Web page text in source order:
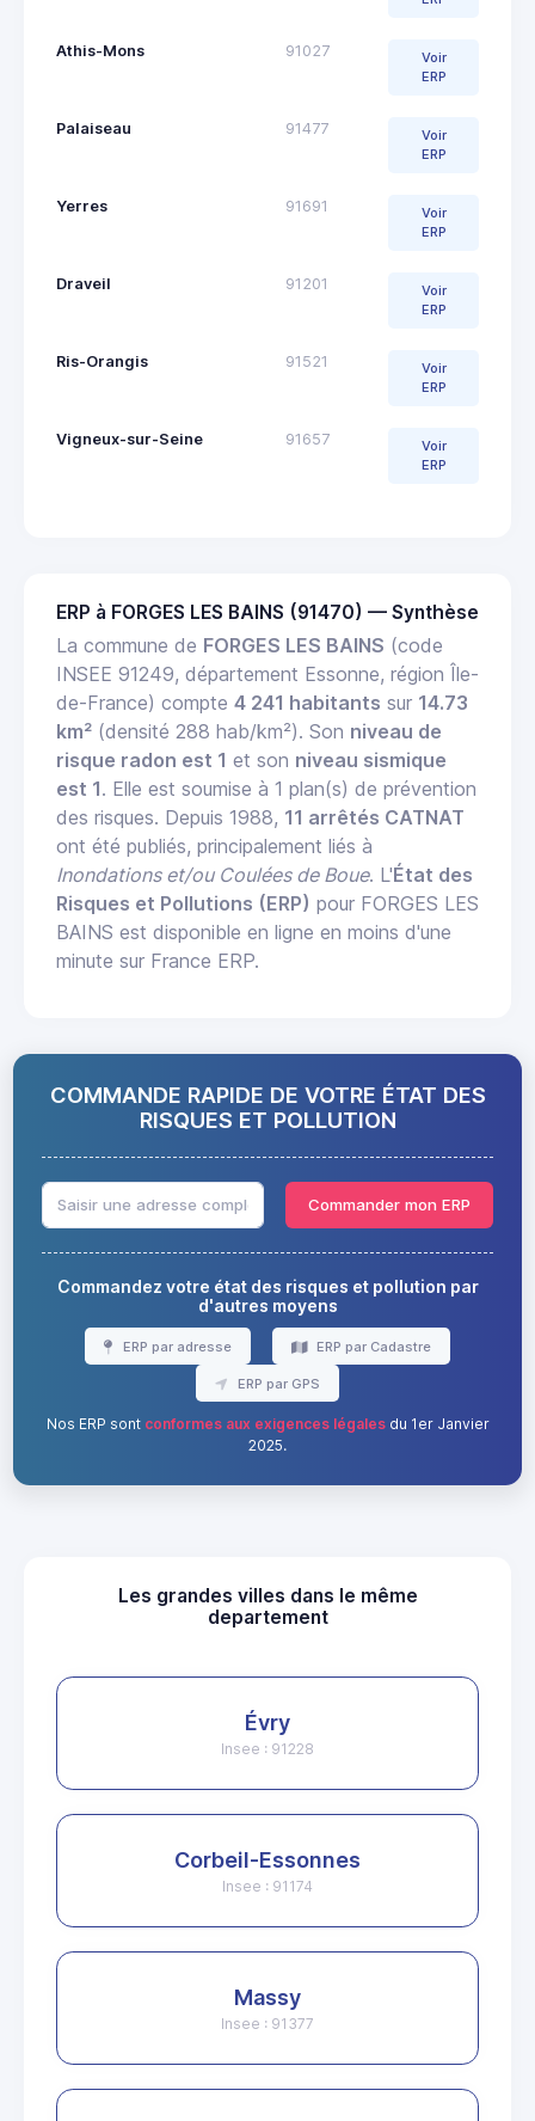
Athis-Mons 91027
Voir
ERP
Palaiseau 91477
Voir
ERP
Yerres 91691
Voir
ERP
Draveil 91201
Voir
ERP
Ris-Orangis 91521
Voir
ERP
Vigneux-sur-Seine 91657
Voir
ERP
ERP à FORGES LES BAINS (91470) — Synthèse
La commune de FORGES LES BAINS (code
INSEE 91249, département Essonne, région Île-
de-France) compte 4 241 habitants sur 14.73
km² (densité 288 hab/km²). Son niveau de
risque radon est 1 et son niveau sismique
est 1. Elle est soumise à 1 plan(s) de prévention
des risques. Depuis 1988, 11 arrêtés CATNAT
ont été publiés, principalement liés à
Inondations et/ou Coulées de Boue. L'État des
Risques et Pollutions (ERP) pour FORGES LES
BAINS est disponible en ligne en moins d'une
minute sur France ERP.
COMMANDE RAPIDE DE VOTRE ÉTAT DES
RISQUES ET POLLUTION
Commander mon ERP
Commandez votre état des risques et pollution par
d'autres moyens
ERP par adresse ERP par Cadastre
ERP par GPS
Nos ERP sont conformes aux exigences légalesdu 1er Janvier
2025.
Les grandes villes dans le même
departement
Évry
Insee : 91228
Corbeil-Essonnes
Insee : 91174
Massy
Insee : 91377